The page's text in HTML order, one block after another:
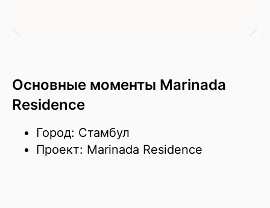
Основные моменты Marinada
Residence
Город: Стамбул
Проект: Marinada Residence